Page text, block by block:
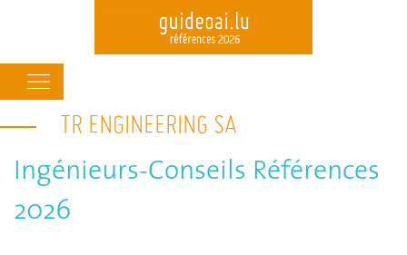
Skip
to
main
content
navigation
TR ENGINEERING SA
Ingénieurs-Conseils Références
2026